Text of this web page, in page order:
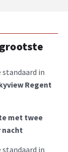
standaard in
Regent
met twee
nacht
standaard in